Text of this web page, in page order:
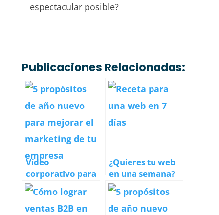
espectacular posible?
Publicaciones Relacionadas:
Vídeo
corporativo para
empresas
Alicante: guía
completa
¿Quieres tu web
en una semana?
Ten listos todos
los ingredientes